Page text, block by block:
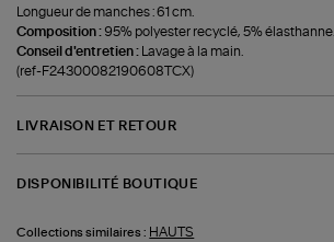
Longueur de manches : 61 cm.
Composition : 95% polyester recyclé, 5% élasthanne.
Conseil d'entretien :
Lavage à la main.
(ref-F24300082190608TCX)
LIVRAISON ET RETOUR
DISPONIBILITÉ BOUTIQUE
Collections similaires : HAUTS